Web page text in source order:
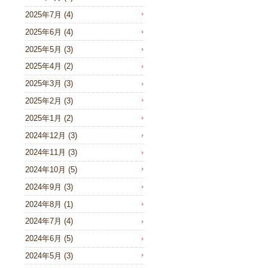
2025年7月 (4)
2025年6月 (4)
2025年5月 (3)
2025年4月 (2)
2025年3月 (3)
2025年2月 (3)
2025年1月 (2)
2024年12月 (3)
2024年11月 (3)
2024年10月 (5)
2024年9月 (3)
2024年8月 (1)
2024年7月 (4)
2024年6月 (5)
2024年5月 (3)